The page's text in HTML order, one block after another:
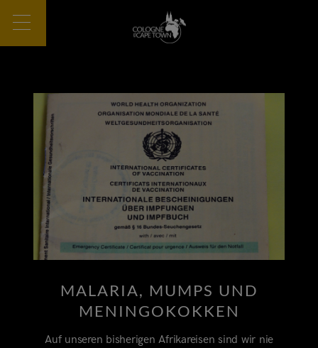
MALARIA, MUMPS UND
MENINGOKOKKEN
Auf unseren bisherigen Afrikareisen sind wir nie